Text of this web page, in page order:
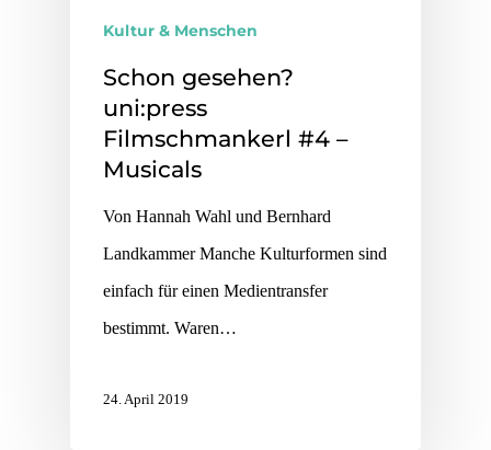
Kultur & Menschen
Schon gesehen?
uni:press
Filmschmankerl #4 –
Musicals
Von Hannah Wahl und Bernhard
Landkammer Manche Kulturformen sind
einfach für einen Medientransfer
bestimmt. Waren…
24. April 2019